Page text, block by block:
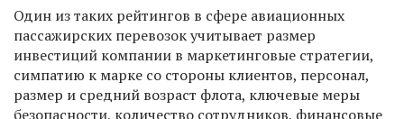
Один из таких рейтингов в сфере авиационных
пассажирских перевозок учитывает размер
инвестиций компании в маркетинговые стратегии,
симпатию к марке со стороны клиентов, персонал,
размер и средний возраст флота, ключевые меры
безопасности, количество сотрудников, финансовые